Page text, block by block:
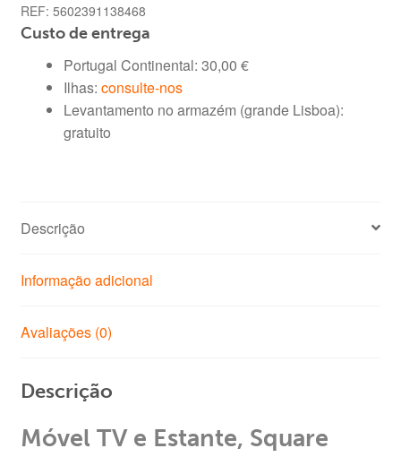
(Carvalho,
Branco)
REF: 5602391138468
Custo de entrega
Portugal Continental: 30,00 €
Ilhas: consulte-nos
Levantamento no armazém (grande Lisboa):
gratuito
Descrição
Informação adicional
Avaliações (0)
Descrição
Móvel TV e Estante, Square